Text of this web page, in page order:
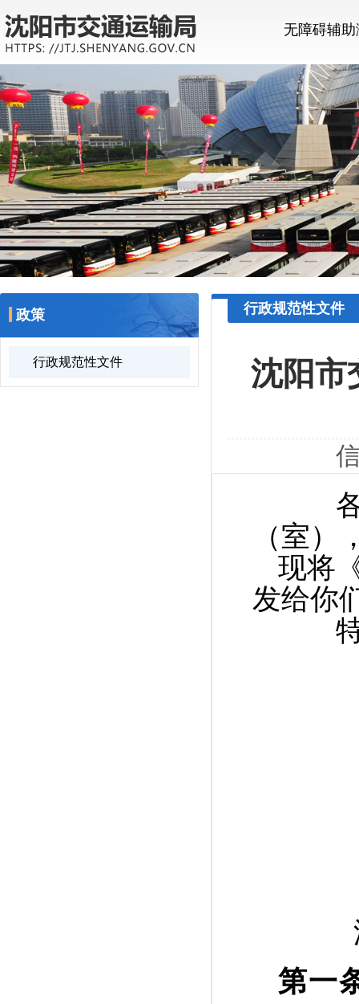
无障碍辅
政策
行政规范性文件
行政规范性文件
沈阳市
各
（室
现将
发给你
特
第一